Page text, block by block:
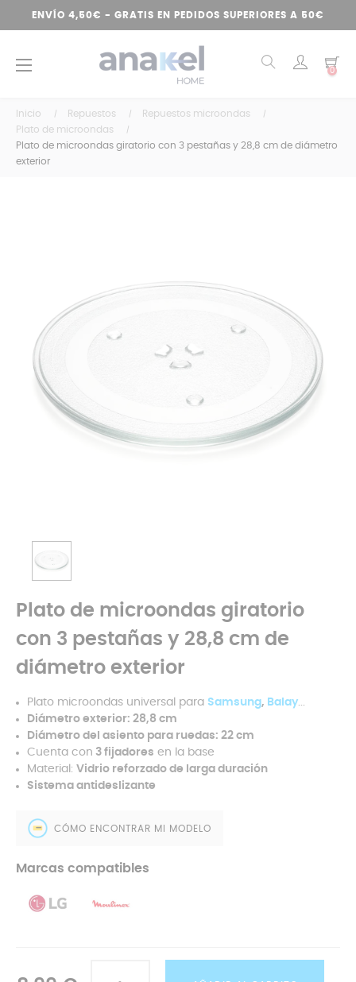
ENVÍO 4,50€ - GRATIS EN PEDIDOS SUPERIORES A 50€
Navegación
☰ 0
Inicio Repuestos
Repuestos microondas
Plato de microondas
Plato de microondas giratorio con 3 pestañas y 28,8 cm de diámetro
exterior
Plato de microondas giratorio
con 3 pestañas y 28,8 cm de
diámetro exterior
Plato microondas universal para Samsung, Balay...
Diámetro exterior: 28,8 cm
Diámetro del asiento para ruedas: 22 cm
Cuenta con 3 fijadores en la base
Material: Vidrio reforzado de larga duración
Sistema antideslizante
CÓMO ENCONTRAR MI MODELO
Marcas compatibles